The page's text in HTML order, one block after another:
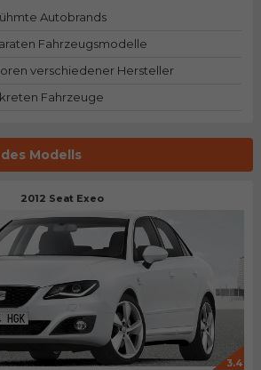
Modells
2012 Seat Exeo
3.4
Autobrands
Fahrzeugsmodelle
verschiedener Hersteller
Fahrzeuge